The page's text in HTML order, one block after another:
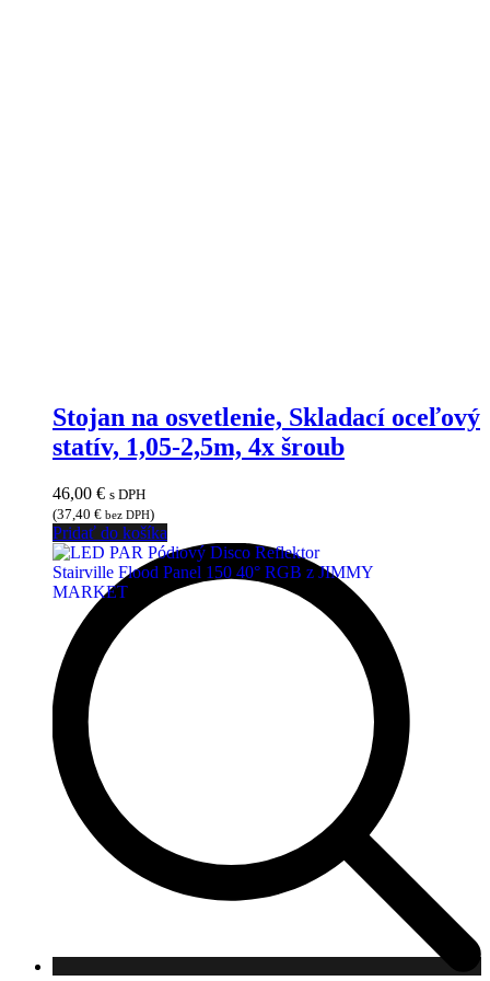
Stojan na osvetlenie, Skladací oceľový
statív, 1,05-2,5m, 4x šroub
46,00 € s DPH
(37,40 € bez DPH)
Pridať do košíka